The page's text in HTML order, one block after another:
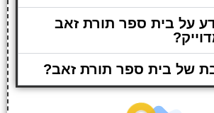
על בית ספר תורת זאב
של בית ספר תורת זאב?